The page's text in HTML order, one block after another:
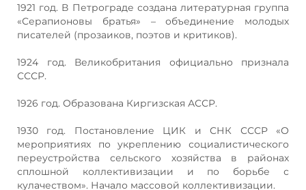
1921 год. В Петрограде создана литературная группа
«Серапионовы братья» – объединение молодых
писателей (прозаиков, поэтов и критиков).
1924 год. Великобритания официально признала
СССР.
1926 год. Образована Киргизская АССР.
1930 год. Постановление ЦИК и СНК СССР «О
мероприятиях по укреплению социалистического
переустройства сельского хозяйства в районах
сплошной коллективизации и по борьбе с
кулачеством». Начало массовой коллективизации.